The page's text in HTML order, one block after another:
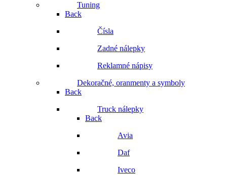
Tuning
Back
Čísla
Zadné nálepky
Reklamné nápisy
Dekoračné, oranmenty a symboly
Back
Truck nálepky
Back
Avia
Daf
Iveco